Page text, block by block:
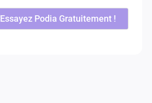
Essayez Podia Gratuitement !